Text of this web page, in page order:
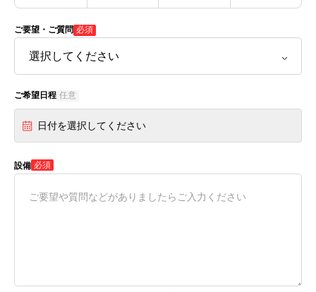
ご要望・ご質問 必須
ご希望日程 任意
日付を選択してください
設備 必須